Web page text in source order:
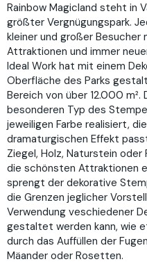
Rainbow Magicland steht in
größter Vergnügungspark.
kleiner und großer
Attraktionen und immer
Ideal Work hat mit einem
Oberfläche des Parks
Bereich von über 12.000
besonderen Typ des
jeweiligen Farbe realisiert,
dramaturgischen Effekt
Ziegel, Holz, Naturstein
die schönsten Attraktionen
sprengt der dekorative
die Grenzen jeglicher
Verwendung veschiedener
gestaltet werden kann, wie
durch das Auffüllen der
Mäander oder Rosetten.